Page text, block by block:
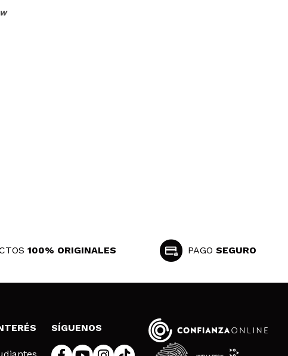
100% ORIGINALES PAGO SEGURO
SÍGUENOS